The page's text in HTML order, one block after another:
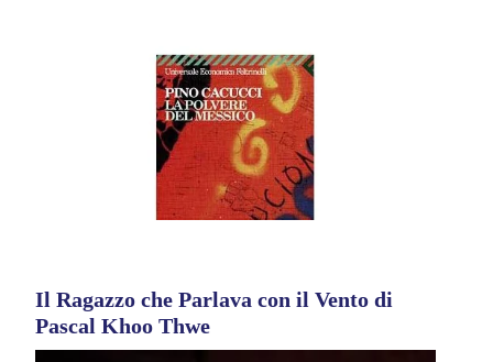
Il Ragazzo che Parlava con il Vento di
Pascal Khoo Thwe